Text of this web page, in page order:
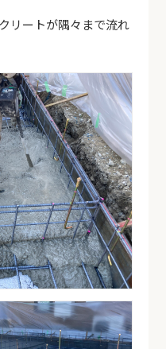
リートが隅々まで流れ